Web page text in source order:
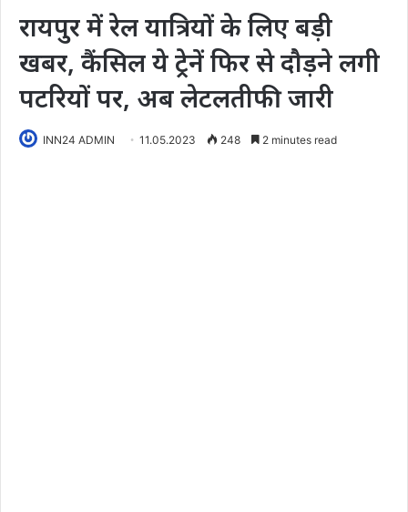
रायपुर में रेल यात्रियों के लिए बड़ी
खबर, कैंसिल ये ट्रेनें फिर से दौड़ने लगी
पटरियों पर, अब लेटलतीफी जारी
INN24 ADMIN 11.05.2023 248 2 minutes read